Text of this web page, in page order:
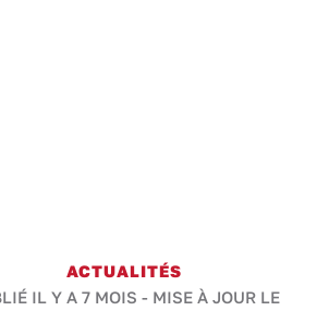
ACTUALITÉS
IL Y A 7 MOIS - MISE À JOUR LE